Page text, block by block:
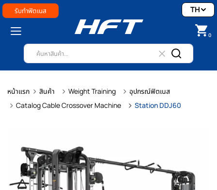
รับทำฟิตเนส
0
TH
หน้าแรก สินค้า Weight Training
อุปกรณ์ฟิตเนส
Catalog Cable Crossover Machine
Station DDJ60